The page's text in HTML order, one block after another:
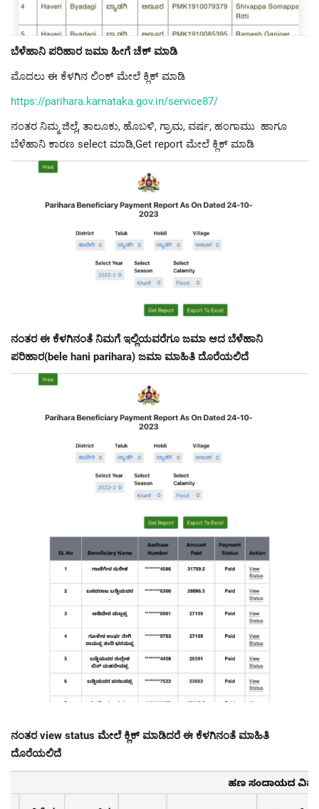
ಬೆಳೆಹಾನಿ ಪರಿಹಾರ ಜಮಾ ಹೀಗೆ ಚೆಕ್ ಮಾಡಿ
ಮೊದಲು ಈ ಕೆಳಗಿನ ಲಿಂಕ್ ಮೇಲೆ ಕ್ಲಿಕ್ ಮಾಡಿ
https://parihara.karnataka.gov.in/service87/
ನಂತರ ನಿಮ್ಮ ಜಿಲ್ಲೆ, ತಾಲೂಕು, ಹೊಬಳಿ, ಗ್ರಾಮ, ವರ್ಷ, ಹಂಗಾಮು ಹಾಗೂ
ಬೆಳೆಹಾನಿ ಕಾರಣ select ಮಾಡಿ,Get report ಮೇಲೆ ಕ್ಲಿಕ್ ಮಾಡಿ
ನಂತರ ಈ ಕೆಳಗಿನಂತೆ ನಿಮಗೆ ಇಲ್ಲಿಯವರೆಗೂ ಜಮಾ ಆದ ಬೆಳೆಹಾನಿ
ಪರಿಹಾರ(bele hani parihara) ಜಮಾ ಮಾಹಿತಿ ದೊರೆಯಲಿದೆ
ನಂತರ view status ಮೇಲೆ ಕ್ಲಿಕ್ ಮಾಡಿದರೆ ಈ ಕೆಳಗಿನಂತೆ ಮಾಹಿತಿ
ದೊರೆಯಲಿದೆ